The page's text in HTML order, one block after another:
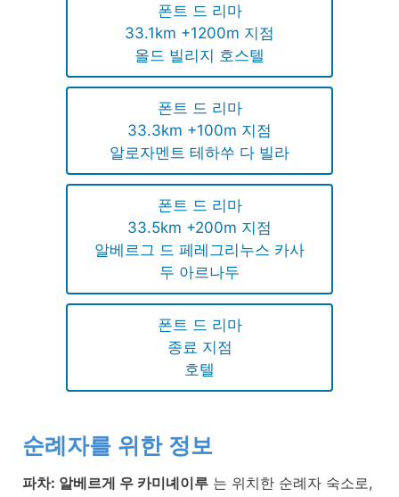
폰트 드 리마
33.1km +1200m 지점
올드 빌리지 호스텔
폰트 드 리마
33.3km +100m 지점
알로자멘트 테하쑤 다 빌라
폰트 드 리마
33.5km +200m 지점
알베르그 드 페레그리누스 카사
두 아르나두
폰트 드 리마
종료 지점
호텔
순례자를 위한 정보
파차: 알베르게 우 카미녜이루 는 위치한 순례자 숙소로,